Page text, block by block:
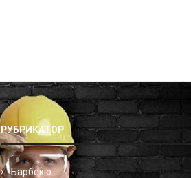
РУБРИКАТОР
Барбекю